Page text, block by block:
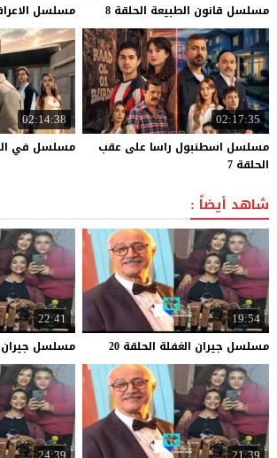
مسلسل قانون الطبيعة الحلقة 8 مسلسل
02:17:35
مسلسل اسطنبول راسا على عقب
الحلقة 7
02:14:38
مسلسل في
شاهد أيضاً :
19:54
مسلسل جيران الغفلة الحلقة 20
22:41
مسلسل جيران